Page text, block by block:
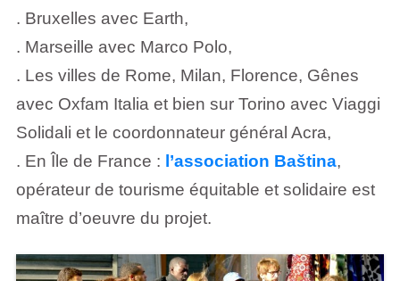
. Bruxelles avec Earth,
. Marseille avec Marco Polo,
. Les villes de Rome, Milan, Florence, Gênes
avec Oxfam Italia et bien sur Torino avec Viaggi
Solidali et le coordonnateur général Acra,
. En Île de France : l’association Baština,
opérateur de tourisme équitable et solidaire est
maître d’oeuvre du projet.